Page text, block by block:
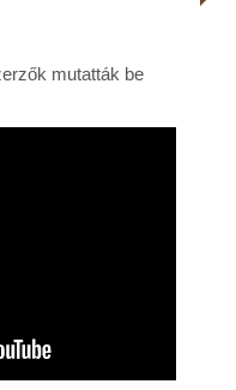
mutatták be